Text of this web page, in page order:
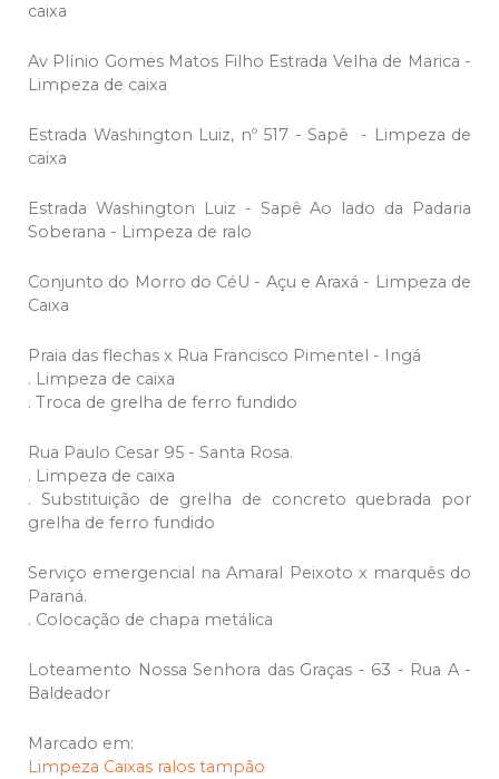
caixa
Av Plínio Gomes Matos Filho Estrada Velha de Marica -
Limpeza de caixa
Estrada Washington Luiz, nº 517 - Sapê - Limpeza de
caixa
Estrada Washington Luiz - Sapê Ao lado da Padaria
Soberana - Limpeza de ralo
Conjunto do Morro do CéU - Açu e Araxá - Limpeza de
Caixa
Praia das flechas x Rua Francisco Pimentel - Ingá
. Limpeza de caixa
. Troca de grelha de ferro fundido
Rua Paulo Cesar 95 - Santa Rosa.
. Limpeza de caixa
. Substituição de grelha de concreto quebrada por
grelha de ferro fundido
Serviço emergencial na Amaral Peixoto x marquês do
Paraná.
. Colocação de chapa metálica
Loteamento Nossa Senhora das Graças - 63 - Rua A -
Baldeador
Marcado em:
Limpeza Caixas ralos tampão